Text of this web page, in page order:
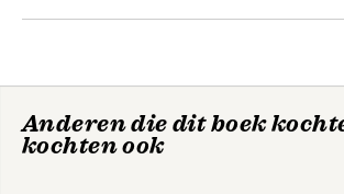
Anderen die dit boek
kochten ook